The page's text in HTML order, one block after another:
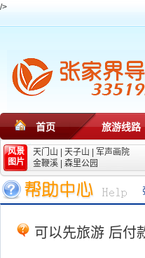
/>
首页 旅游线路
风景
图片
天门山 天子山
军声画院
金鞭溪
森里公园
可以先旅游 后付